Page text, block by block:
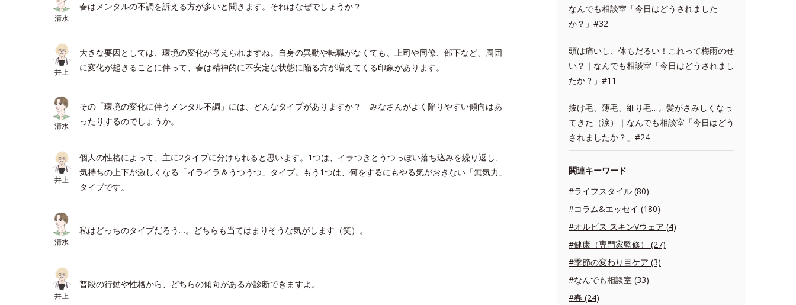
清水
春はメンタルの不調を訴える方が多いと聞きます。それはなぜでしょうか？
井上
大きな要因としては、環境の変化が考えられますね。自身の異動や転職がなくても、上司や同僚、部下など、周囲
に変化が起きることに伴って、春は精神的に不安定な状態に陥る方が増えてくる印象があります。
清水
その「環境の変化に伴うメンタル不調」には、どんなタイプがありますか？ みなさんがよく陥りやすい傾向はあ
ったりするのでしょうか。
井上
個人の性格によって、主に2タイプに分けられると思います。1つは、イラつきとうつっぽい落ち込みを繰り返し、
気持ちの上下が激しくなる「イライラ＆うつうつ」タイプ。もう1つは、何をするにもやる気がおきない「無気力」
タイプです。
清水
私はどっちのタイプだろう…。どちらも当てはまりそうな気がします（笑）。
井上
普段の行動や性格から、どちらの傾向があるか診断できますよ。
なんでも相談室「今日はどうされました
か？」#32
頭は痛いし、体もだるい！これって梅雨のせ
い？｜なんでも相談室「今日はどうされまし
たか？」#11
抜け毛、薄毛、細り毛…。髪がさみしくなっ
てきた（涙）｜なんでも相談室「今日はどう
されましたか？」#24
関連キーワード
#ライフスタイル (80)
#コラム&エッセイ (180)
#オルビス スキンVウェア (4)
#健康（専門家監修） (27)
#季節の変わり目ケア (3)
#なんでも相談室 (33)
#春 (24)